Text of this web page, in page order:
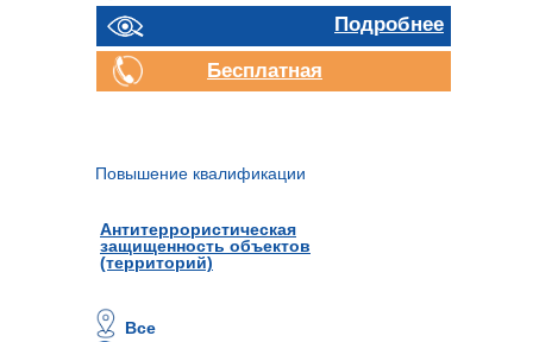
Подробнее
Антитеррористическая
защищенность объектов
(территорий)
Все
Повышение квалификации
Бесплатная